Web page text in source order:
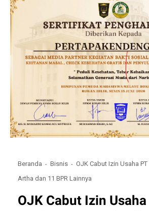
Beranda Bisnis
OJK Cabut Izin Usaha
Artha dan 11 BPR Lainnya
OJK Cabut Izin Usaha